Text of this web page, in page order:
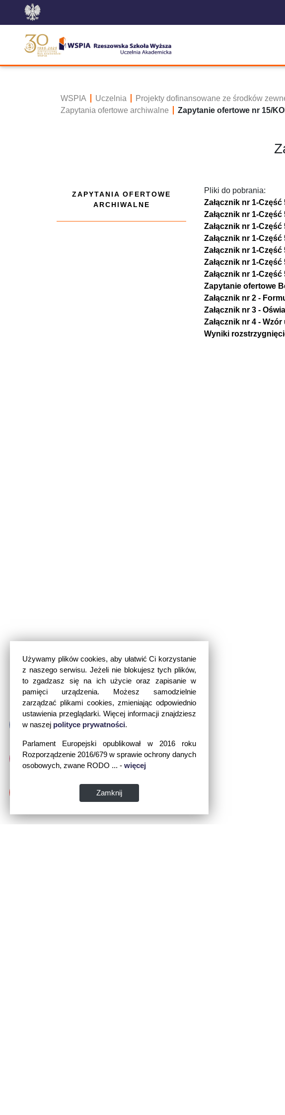
Używamy plików cookies, aby ułatwić Ci korzystanie
z naszego serwisu. Jeżeli nie blokujesz tych plików,
to zgadzasz się na ich użycie oraz zapisanie w
pamięci urządzenia. Możesz samodzielnie
zarządzać plikami cookies, zmieniając odpowiednio
ustawienia przeglądarki. Więcej informacji znajdziesz
w naszej polityce prywatności.
Parlament Europejski opublikował w 2016 roku
Rozporządzenie 2016/679 w sprawie ochrony danych
osobowych, zwane RODO ... - więcej
Zamknij
WSPIA Uczelnia Projekty dofinansowane ze środków
Zapytania ofertowe archiwalne
Zapytanie ofertowe nr 15/
ZAPYTANIA OFERTOWE
ARCHIWALNE
Pliki do pobrania:
Załącznik nr 1-
Załącznik nr 1-
Załącznik nr 1-
Załącznik nr 1-
Załącznik nr 1-
Załącznik nr 1-
Załącznik nr 1-
Zapytanie ofertowe
Załącznik nr 2 -
Załącznik nr 3 -
Załącznik nr 4 -
Wyniki